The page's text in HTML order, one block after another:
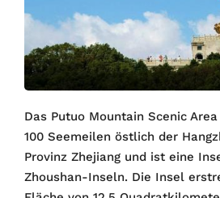
Das Putuo Mountain Scenic
100 Seemeilen östlich der
Provinz Zhejiang und ist eine
Zhoushan-Inseln. Die Insel